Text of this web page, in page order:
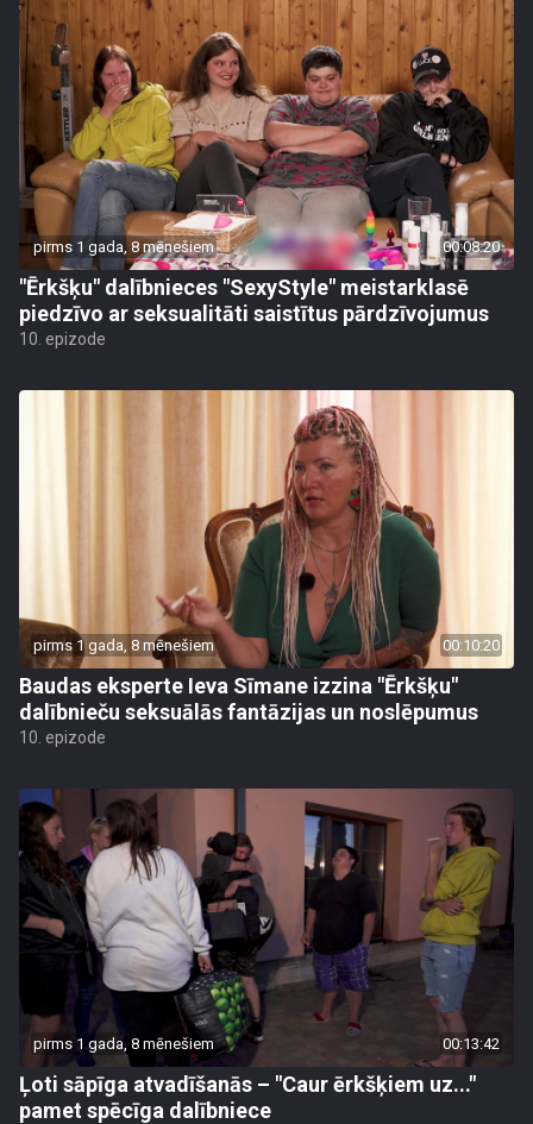
pirms 1 gada, 8 mēnešiem 00:08:20
"Ērkšķu" dalībnieces "SexyStyle" meistarklasē
piedzīvo ar seksualitāti saistītus pārdzīvojumus
10. epizode
pirms 1 gada, 8 mēnešiem 00:10:20
Baudas eksperte Ieva Sīmane izzina "Ērkšķu"
dalībnieču seksuālās fantāzijas un noslēpumus
10. epizode
pirms 1 gada, 8 mēnešiem 00:13:42
Ļoti sāpīga atvadīšanās – "Caur ērkšķiem uz..."
pamet spēcīga dalībniece